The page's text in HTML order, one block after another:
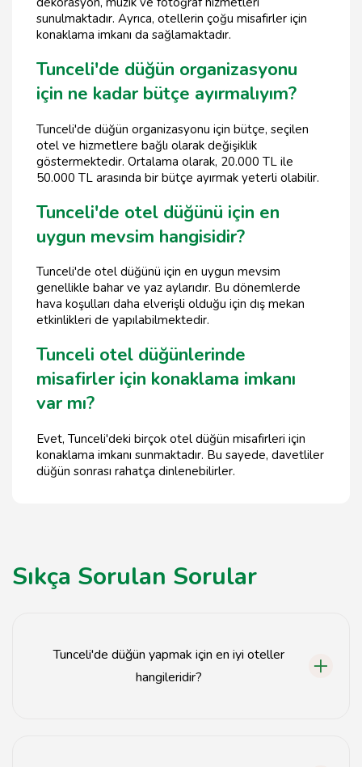
sunulmaktadır. Ayrıca, otellerin çoğu misafirler için
konaklama imkanı da sağlamaktadır.
Tunceli'de düğün organizasyonu
için ne kadar bütçe ayırmalıyım?
Tunceli'de düğün organizasyonu için bütçe, seçilen
otel ve hizmetlere bağlı olarak değişiklik
göstermektedir. Ortalama olarak, 20.000 TL ile
50.000 TL arasında bir bütçe ayırmak yeterli olabilir.
Tunceli'de otel düğünü için en
uygun mevsim hangisidir?
Tunceli'de otel düğünü için en uygun mevsim
genellikle bahar ve yaz aylarıdır. Bu dönemlerde
hava koşulları daha elverişli olduğu için dış mekan
etkinlikleri de yapılabilmektedir.
Tunceli otel düğünlerinde
misafirler için konaklama imkanı
var mı?
Evet, Tunceli'deki birçok otel düğün misafirleri için
konaklama imkanı sunmaktadır. Bu sayede, davetliler
düğün sonrası rahatça dinlenebilirler.
Sıkça Sorulan Sorular
Tunceli'de düğün yapmak için en iyi oteller
hangileridir?